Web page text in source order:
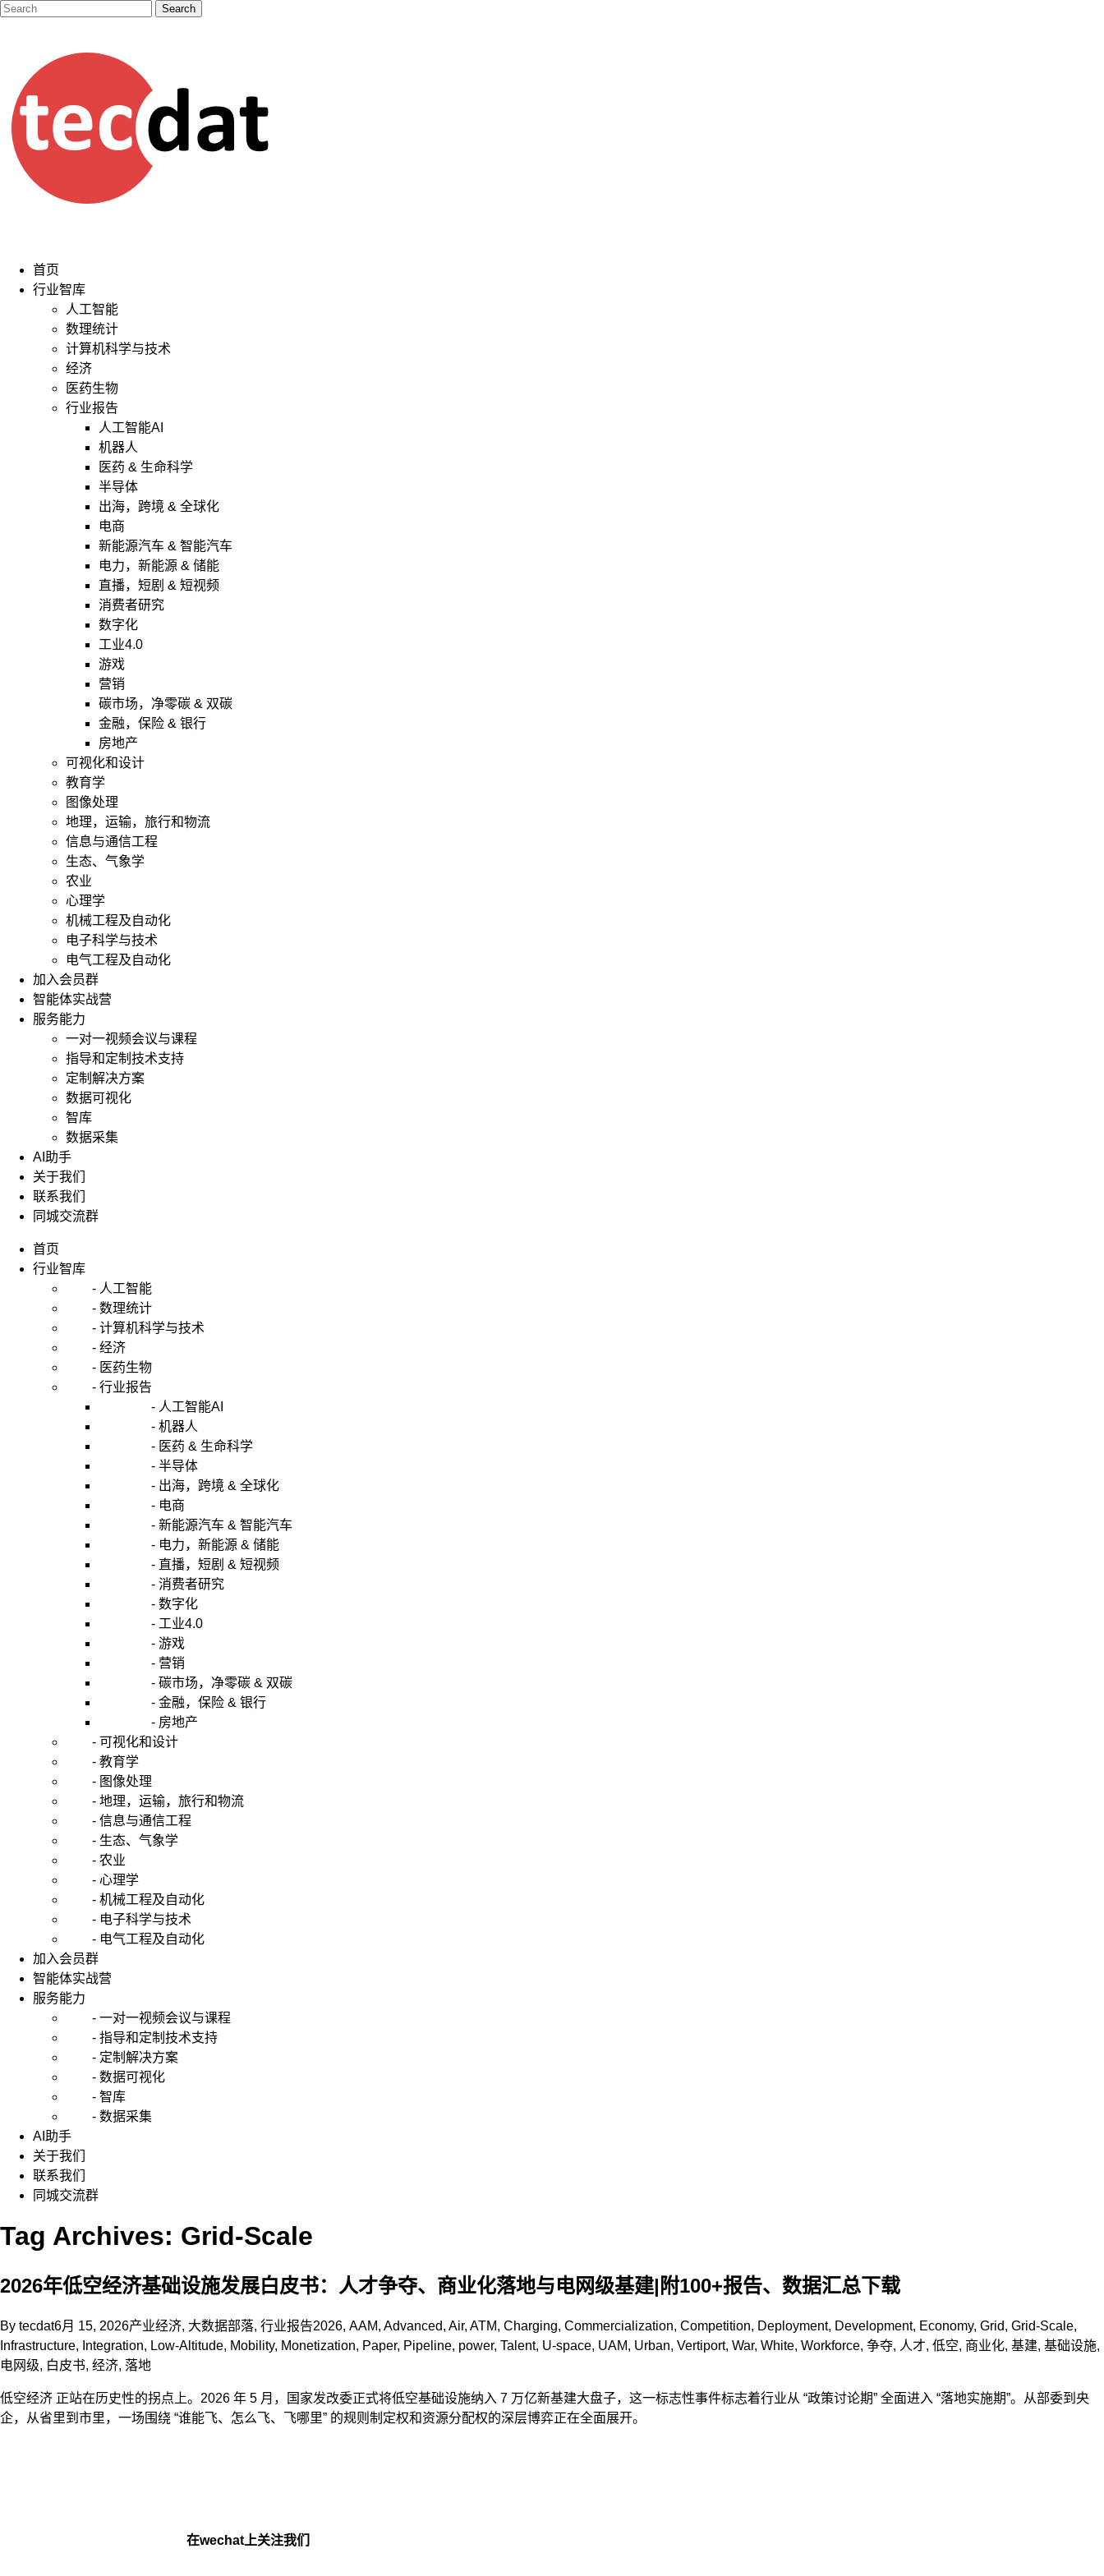
首页
行业智库
人工智能
数理统计
计算机科学与技术
经济
医药生物
行业报告
人工智能AI
机器人
医药 & 生命科学
半导体
出海，跨境 & 全球化
电商
新能源汽车 & 智能汽车
电力，新能源 & 储能
直播，短剧 & 短视频
消费者研究
数字化
工业4.0
游戏
营销
碳市场，净零碳 & 双碳
金融，保险 & 银行
房地产
可视化和设计
教育学
图像处理
地理，运输，旅行和物流
信息与通信工程
生态、气象学
农业
心理学
机械工程及自动化
电子科学与技术
电气工程及自动化
加入会员群
智能体实战营
服务能力
一对一视频会议与课程
指导和定制技术支持
定制解决方案
数据可视化
智库
数据采集
AI助手
关于我们
联系我们
同城交流群
首页
行业智库
- 人工智能
- 数理统计
- 计算机科学与技术
- 经济
- 医药生物
- 行业报告
- 人工智能AI
- 机器人
- 医药 & 生命科学
- 半导体
- 出海，跨境 & 全球化
- 电商
- 新能源汽车 & 智能汽车
- 电力，新能源 & 储能
- 直播，短剧 & 短视频
- 消费者研究
- 数字化
- 工业4.0
- 游戏
- 营销
- 碳市场，净零碳 & 双碳
- 金融，保险 & 银行
- 房地产
- 可视化和设计
- 教育学
- 图像处理
- 地理，运输，旅行和物流
- 信息与通信工程
- 生态、气象学
- 农业
- 心理学
- 机械工程及自动化
- 电子科学与技术
- 电气工程及自动化
加入会员群
智能体实战营
服务能力
- 一对一视频会议与课程
- 指导和定制技术支持
- 定制解决方案
- 数据可视化
- 智库
- 数据采集
AI助手
关于我们
联系我们
同城交流群
Tag Archives: Grid-Scale
2026年低空经济基础设施发展白皮书：人才争夺、商业化落地与电网级基建|附100+报告、数据汇总下载
By tecdat6月 15, 2026产业经济, 大数据部落, 行业报告2026, AAM, Advanced, Air, ATM, Charging, Commercialization, Competition, Deployment, Development, Economy, Grid, Grid-Scale,
Infrastructure, Integration, Low-Altitude, Mobility, Monetization, Paper, Pipeline, power, Talent, U-space, UAM, Urban, Vertiport, War, White, Workforce, 争夺, 人才, 低空, 商业化, 基建, 基础设施,
电网级, 白皮书, 经济, 落地
低空经济 正站在历史性的拐点上。2026 年 5 月，国家发改委正式将低空基础设施纳入 7 万亿新基建大盘子，这一标志性事件标志着行业从 “政策讨论期” 全面进入 “落地实施期”。从部委到央
企，从省里到市里，一场围绕 “谁能飞、怎么飞、飞哪里” 的规则制定权和资源分配权的深层博弈正在全面展开。
在wechat上关注我们